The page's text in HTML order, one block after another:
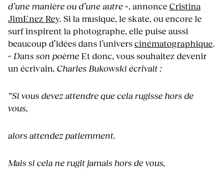
d’une manière ou d’une autre», annonceCristina
JimEnez Rey. Si la musique, le skate, ou encore le
surf inspirent la photographe, elle puise aussi
beaucoup d’idées dans l’universcinématographique.
« Dans son poème Et donc, vous souhaitez devenir
un écrivain, Charles Bukowski écrivait :
“Si vous devez attendre que cela rugisse hors de
vous,
alors attendez patiemment.
Mais si cela ne rugit jamais hors de vous,